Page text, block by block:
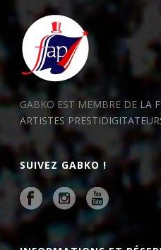
GABKO EST MEMBRE DE LA
ARTISTES
SUIVEZ GABKO !